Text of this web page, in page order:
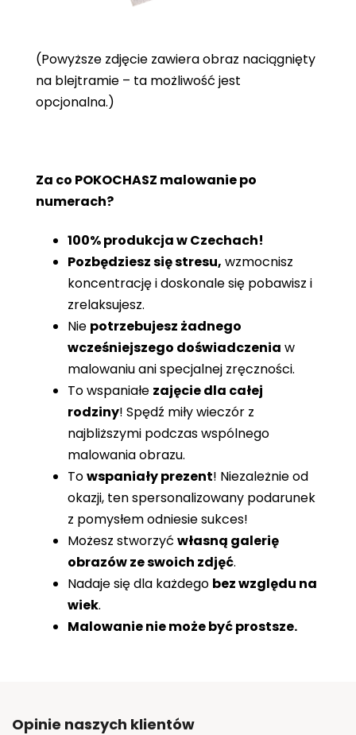
(Powyższe zdjęcie zawiera obraz naciągnięty
na blejtramie – ta możliwość jest
opcjonalna.)
Za co POKOCHASZ malowanie po
numerach?
100% produkcja w Czechach!
Pozbędziesz się stresu, wzmocnisz
koncentrację i doskonale się pobawisz i
zrelaksujesz.
Nie potrzebujesz żadnego
wcześniejszego doświadczenia w
malowaniu ani specjalnej zręczności.
To wspaniałe zajęcie dla całej
rodziny! Spędź miły wieczór z
najbliższymi podczas wspólnego
malowania obrazu.
Towspaniały prezent! Niezależnie od
okazji, ten spersonalizowany podarunek
z pomysłem odniesie sukces!
Możesz stworzyć własną galerię
obrazów ze swoich zdjęć.
Nadaje się dla każdego bez względu na
wiek.
Malowanie nie może być prostsze.
Opinie naszych klientów